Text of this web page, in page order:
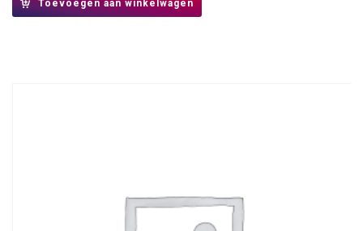
Toevoegen aan winkelwagen